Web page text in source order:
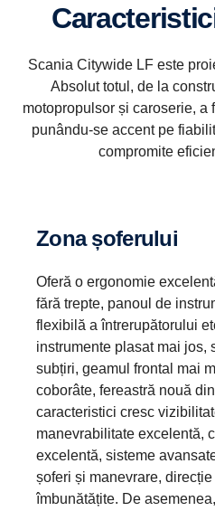
Scania Citywide LF este
Absolut totul, de la
motopropulsor și caroserie, a
punându-se accent pe
compromite
Zona șoferului
Oferă o ergonomie
fără trepte, panoul de
flexibilă a întrerupătorului
instrumente plasat mai jos,
subțiri, geamul frontal mai
coborâte, fereastră nouă
caracteristici cresc
manevrabilitate excelentă,
excelentă, sisteme
șoferi și manevrare,
îmbunătățite. De